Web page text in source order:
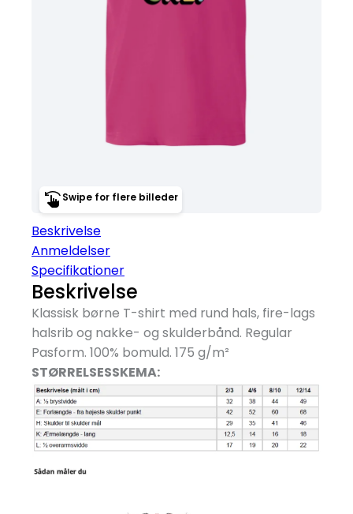
Swipe for flere billeder
Beskrivelse
Anmeldelser
Specifikationer
Beskrivelse
Klassisk børne T-shirt med rund hals, fire-lags
halsrib og nakke- og skulderbånd. Regular
Pasform. 100% bomuld. 175 g/m²
STØRRELSESSKEMA: